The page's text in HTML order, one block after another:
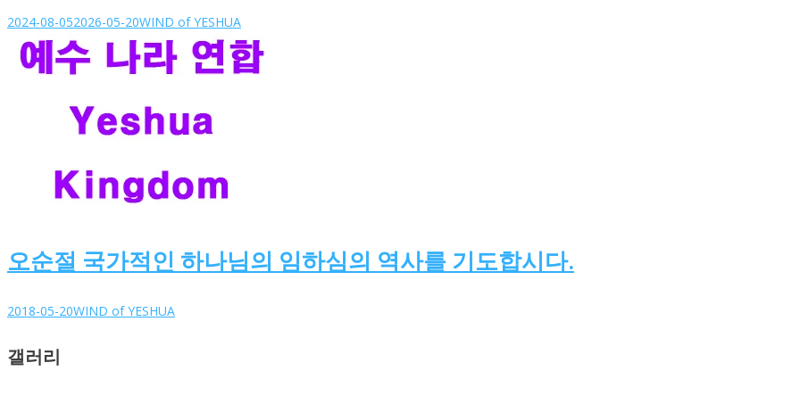
2024-08-052026-05-20WIND of YESHUA
오순절 국가적인 하나님의 임하심의 역사를 기도합시다.
2018-05-20WIND of YESHUA
갤러리